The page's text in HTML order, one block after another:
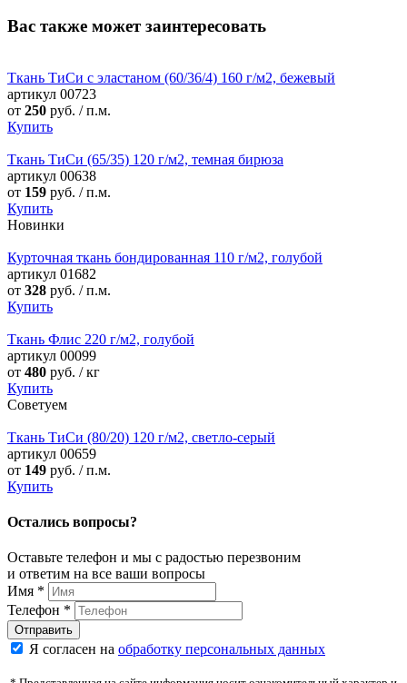
Вас также может заинтересовать
Ткань ТиСи с эластаном (60/36/4) 160 г/м2, бежевый
артикул 00723
от 250 руб. / п.м.
Купить
Ткань ТиСи (65/35) 120 г/м2, темная бирюза
артикул 00638
от 159 руб. / п.м.
Купить
Новинки
Курточная ткань бондированная 110 г/м2, голубой
артикул 01682
от 328 руб. / п.м.
Купить
Ткань Флис 220 г/м2, голубой
артикул 00099
от 480 руб. / кг
Купить
Советуем
Ткань ТиСи (80/20) 120 г/м2, светло-серый
артикул 00659
от 149 руб. / п.м.
Купить
Остались вопросы?
Оставьте телефон и мы с радостью перезвоним
и ответим на все ваши вопросы
Имя *
Телефон *
Я согласен на обработку персональных данных